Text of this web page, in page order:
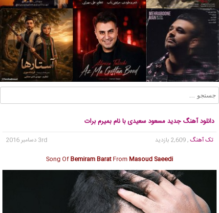
دانلود آهنگ جدید مسعود سعیدی با نام بمیرم برات
تک آهنگ , 2,609 بازدید
3rd دسامبر 2016
Song OfBemiram BaratFrom Masoud Saeedi